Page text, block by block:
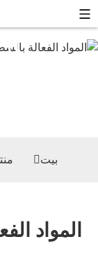
بيت
المواد